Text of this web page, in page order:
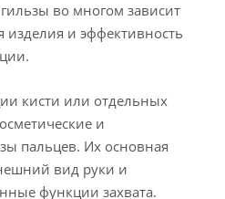
во многом зависит
изделия и эффективность
кисти или отдельных
и
пальцев. Их основная
вид руки и
функции захвата.